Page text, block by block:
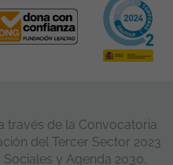
través de la Convocatoria
del Tercer Sector 2023
y Agenda 2030,